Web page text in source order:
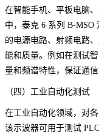
在智能手机、平板电脑
中，泰克 6 系列 B-MSO
的电源电路、射频电路
能和质量。例如在测试
量和频谱特性，保证通信
（四）工业自动化测试
在工业自动化领域，对
该示波器可用于测试